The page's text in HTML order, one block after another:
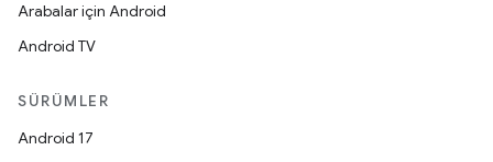
Arabalar için Android
Android TV
SÜRÜMLER
Android 17